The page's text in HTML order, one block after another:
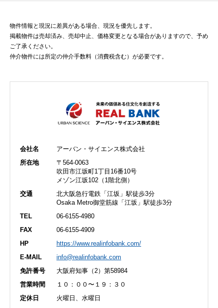
物件情報と現況に差異がある場合、現況を優先します。
掲載物件は売却済み、売却中止、価格変更となる場合がありますので、予め
ご了承ください。
仲介物件には所定の仲介手数料（消費税含む）が必要です。
会社名
アーバン・サイエンス株式会社
所在地
〒564-0063
吹田市江坂町1丁目16番10号
メゾン江坂102（1階北側）
交通
北大阪急行電鉄「江坂」駅徒歩3分
Osaka Metro御堂筋線「江坂」駅徒歩3分
TEL
06-6155-4980
FAX
06-6155-4909
HP
https://www.realinfobank.com/
E-MAIL
info@realinfobank.com
免許番号
大阪府知事（2）第58984
営業時間
１０：００〜１９：３０
定休日
火曜日、水曜日